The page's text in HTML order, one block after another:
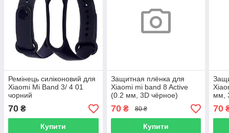
Ремінець силіконовий для
Xiaomi Mi Band 3/ 4 01
чорний
70 ₴
Купити
Защитная плёнка для
Xiaomi mi band 8 Active
(0.2 мм, 3D чёрное)
70₴ 80 ₴
Купити
мм,
70